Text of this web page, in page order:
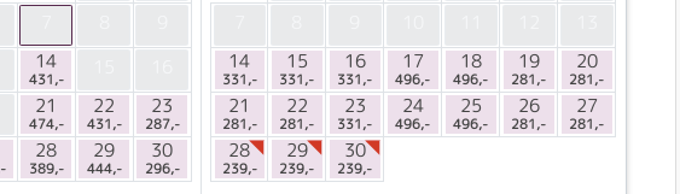
14
431,-
21
474,-
22
431,-
23
287,-
28
389,-
29
444,-
30
296,-
14
331,-
15
331,-
16
331,-
17
496,-
18
496,-
19
281,-
20
281,-
21
281,-
22
281,-
23
331,-
24
496,-
25
496,-
26
281,-
27
281,-
28
239,-
29
239,-
30
239,-